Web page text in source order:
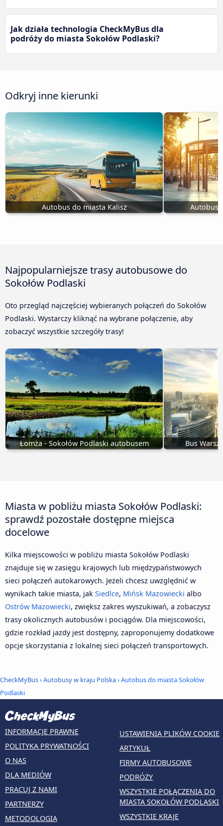
Jak działa technologia CheckMyBus dla
podróży do miasta Sokołów Podlaski?
Odkryj inne kierunki
Autobus do miasta Kalisz Autobus
Najpopularniejsze trasy autobusowe do
Sokołów Podlaski
Oto przegląd najczęściej wybieranych połączeń do Sokołów
Podlaski. Wystarczy kliknąć na wybrane połączenie, aby
zobaczyć wszystkie szczegóły trasy!
Łomża - Sokołów Podlaski autobusem Bus
Miasta w pobliżu miasta Sokołów Podlaski:
sprawdź pozostałe dostępne miejsca
docelowe
Kilka miejscowości w pobliżu miasta Sokołów Podlaski
znajduje się w zasięgu krajowych lub międzypaństwowych
sieci połączeń autokarowych. Jeżeli chcesz uwzględnić w
wynikach takie miasta, jak Siedlce, Mińsk Mazowiecki albo
Ostrów Mazowiecki, zwiększ zakres wyszukiwań, a zobaczysz
trasy okolicznych autobusów i pociągów. Dla miejscowości,
gdzie rozkład jazdy jest dostępny, zaproponujemy dodatkowe
opcje skorzystania z lokalnej sieci połączeń transportowych.
CheckMyBus›Autobusy w kraju Polska› Autobus do miasta Sokołów
Podlaski
INFORMACJE PRAWNE
POLITYKA PRYWATNOŚCI
O NAS
DLA MEDIÓW
PRACUJ Z NAMI
PARTNERZY
METODOLOGIA
USTAWIENIA PLIKÓW COOKIE
ARTYKUŁ
FIRMY AUTOBUSOWE
PODRÓŻY
WSZYSTKIE POŁĄCZENIA DO
MIASTA SOKOŁÓW PODLASKI
WSZYSTKIE KRAJE